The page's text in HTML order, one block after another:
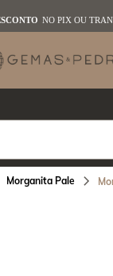
NO PIX OU
Morganita Pale